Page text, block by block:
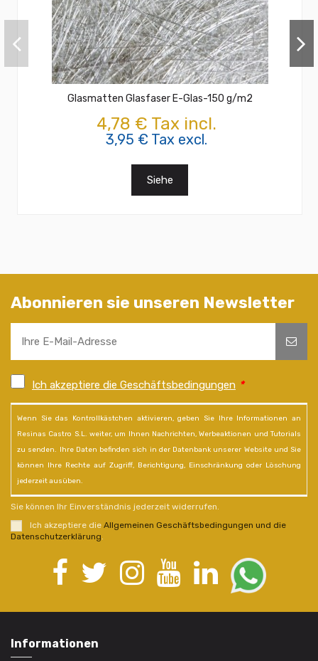
Glasmatten Glasfaser E-Glas-150 g/m2
4,78 € Tax incl.
3,95 € Tax excl.
Siehe
Abonnieren sie unseren Newsletter
Ich akzeptiere die Geschäftsbedingungen *
Wenn Sie das Kontrollkästchen aktivieren, geben Sie Ihre Informationen an
Resinas Castro S.L. weiter, um Ihnen Nachrichten, Werbeaktionen und Tutorials
zu senden. Ihre Daten befinden sich in der Datenbank unserer Website und Sie
können Ihre Rechte auf Zugriff, Berichtigung, Einschränkung oder Löschung
jederzeit ausüben.
Sie können Ihr Einverständnis jederzeit widerrufen.
Ich akzeptiere die Allgemeinen Geschäftsbedingungen und die
Datenschutzerklärung.
Informationen